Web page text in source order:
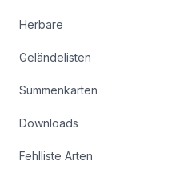
Herbare
Geländelisten
Summenkarten
Downloads
Fehlliste Arten